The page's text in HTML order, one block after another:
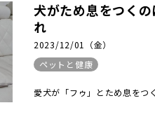
犬がため息をつく
れ
2023/12/01（金）
ペットと健康
愛犬が「フゥ」とため息を